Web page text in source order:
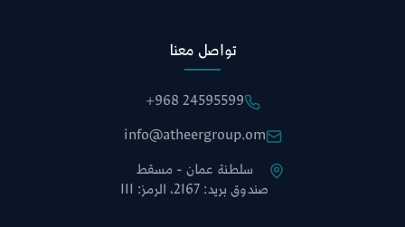
تواصل معنا
+968 24595599
info@atheergroup.om
سلطنة عمان - مسقط
صندوق بريد: 2167، الرمز: 111